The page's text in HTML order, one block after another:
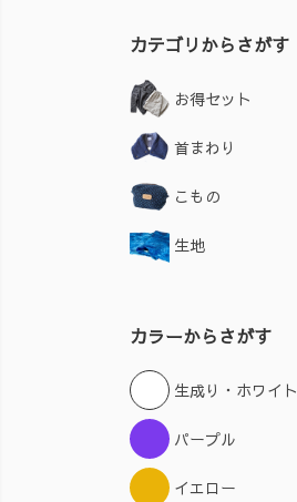
カテゴリからさがす
お得セット
首まわり
こもの
生地
カラーからさがす
生成り・ホワイト
パープル
イエロー